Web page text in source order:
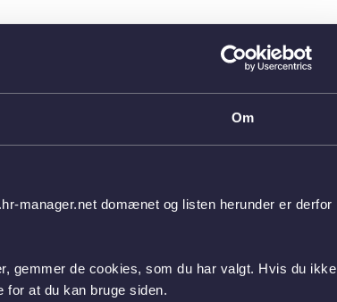
Om
manager.net domænet og listen herunder er derfor
gemmer de cookies, som du har valgt. Hvis du ikke
at du kan bruge siden.